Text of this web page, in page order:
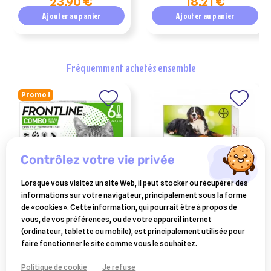
Ajouter au panier Ajouter au panier
fréquemment achetés ensemble
Promo !
FRONTLINE
frontline combo pour chat
6 pipettes
27,98 €
VÉTOQUINOL
drontal xl 2 comprimés
(pochettes)
14,49 €
contrôlez votre vie privée
Lorsque vous visitez un site Web, il peut stocker ou récupérer des
informations sur votre navigateur, principalement sous la forme
de «cookies». Cette information, qui pourrait être à propos de
vous, de vos préférences, ou de votre appareil internet
(ordinateur, tablette ou mobile), est principalement utilisée pour
faire fonctionner le site comme vous le souhaitez.
Politique de cookie Je refuse